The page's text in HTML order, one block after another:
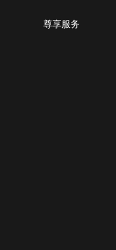
尊享服务